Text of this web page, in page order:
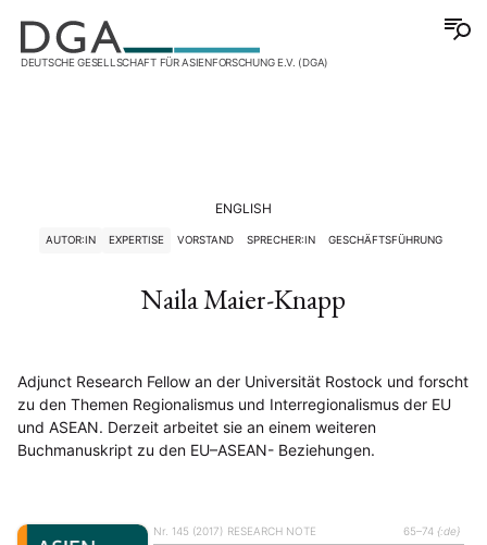
DEUTSCHE GESELLSCHAFT FÜR ASIENFORSCHUNG E.V. (DGA)
ENGLISH
AUTOR:IN EXPERTISE VORSTAND SPRECHER:IN GESCHÄFTSFÜHRUNG
Naila Maier-Knapp
Adjunct Research Fellow an der Universität Rostock und forscht
zu den Themen Regionalismus und Interregionalismus der EU
und ASEAN. Derzeit arbeitet sie an einem weiteren
Buchmanuskript zu den EU–ASEAN- Beziehungen.
Nr. 145 (2017) RESEARCH NOTE 65–74 {:de}